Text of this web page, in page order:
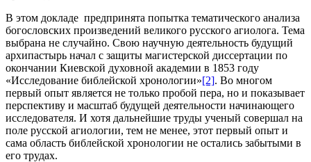
В этом докладе предпринята попытка тематического анализа
богословских произведений великого русского агиолога. Тема
выбрана не случайно. Свою научную деятельность будущий
архипастырь начал с защиты магистерской диссертации по
окончании Киевской духовной академии в 1853 году
«Исследование библейской хронологии»[2]. Во многом
первый опыт является не только пробой пера, но и показывает
перспективу и масштаб будущей деятельности начинающего
исследователя. И хотя дальнейшие труды ученый совершал на
поле русской агиологии, тем не менее, этот первый опыт и
сама область библейской хронологии не остались забытыми в
его трудах.